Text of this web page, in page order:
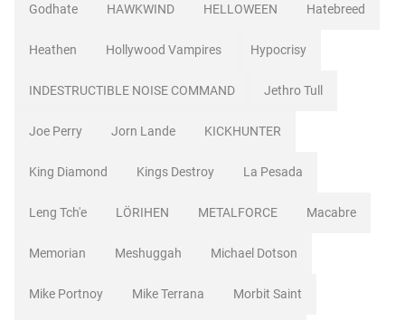
Godhate HAWKWIND HELLOWEEN Hatebreed
Heathen Hollywood Vampires Hypocrisy
INDESTRUCTIBLE NOISE COMMAND Jethro Tull
Joe Perry Jorn Lande KICKHUNTER
King Diamond Kings Destroy La Pesada
Leng Tch'e LÖRIHEN METALFORCE Macabre
Memorian Meshuggah Michael Dotson
Mike Portnoy Mike Terrana Morbit Saint